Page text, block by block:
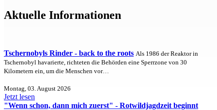
Aktuelle Informationen
Tschernobyls Rinder - back to the roots Als 1986 der Reaktor in
Tschernobyl havarierte, richteten die Behörden eine Sperrzone von 30
Kilometern ein, um die Menschen vor…
Montag, 03. August 2026
Jetzt lesen
"Wenn schon, dann mich zuerst" - Rotwildjagdzeit beginnt